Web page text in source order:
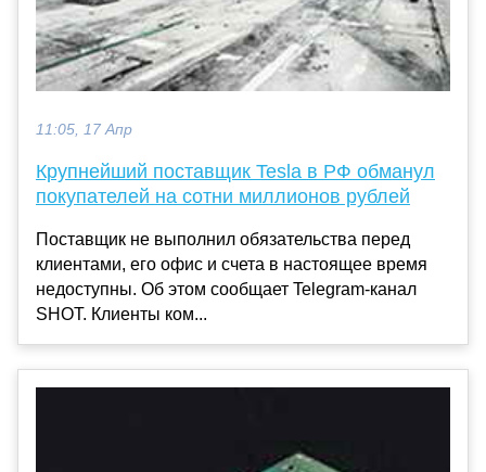
11:05, 17 Апр
Крупнейший поставщик Tesla в РФ обманул
покупателей на сотни миллионов рублей
Поставщик не выполнил обязательства перед
клиентами, его офис и счета в настоящее время
недоступны. Об этом сообщает Telegram-канал
SHOT. Клиенты ком...